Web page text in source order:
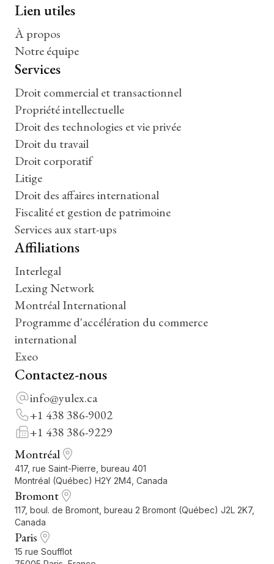
Lien utiles
À propos
Notre équipe
Services
Droit commercial et transactionnel
Propriété intellectuelle
Droit des technologies et vie privée
Droit du travail
Droit corporatif
Litige
Droit des affaires international
Fiscalité et gestion de patrimoine
Services aux start-ups
Affiliations
Interlegal
Lexing Network
Montréal International
Programme d'accélération du commerce
international
Exeo
Contactez-nous
info@yulex.ca
+1 438 386-9002
+1 438 386-9229
Montréal
417, rue Saint-Pierre, bureau 401
Montréal (Québec) H2Y 2M4, Canada
Bromont
117, boul. de Bromont, bureau 2 Bromont (Québec) J2L 2K7,
Canada
Paris
15 rue Soufflot